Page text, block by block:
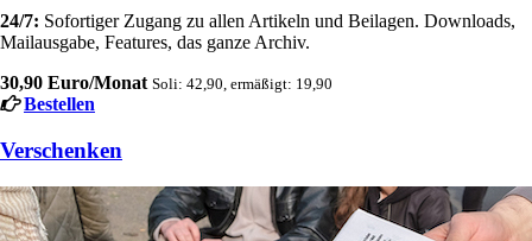
24/7: Sofortiger Zugang zu allen Artikeln und Beilagen. Downloads,
Mailausgabe, Features, das ganze Archiv.
30,90 Euro/Monat Soli: 42,90, ermäßigt: 19,90
Bestellen
Verschenken